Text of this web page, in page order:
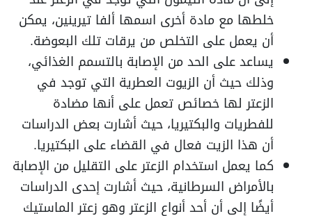
خلطها مع مادة أخرى اسمها ألفا تيرينين، يمكن
أن يعمل على التخلص من يرقات تلك البعوضة.
يساعد على الحد من الإصابة بالتسمم الغذائي،
وذلك حيث أن الزيوت العطرية التي توجد في
الزعتر لها خصائص تعمل على أنها مضادة
للفطريات والبكتيريا، حيث أشارت بعض الدراسات
أن هذا الزيت فعال في القضاء على البكتيريا.
كما يعمل استخدام الزعتر على التقليل من الإصابة
بالأمراض السرطانية، حيث أشارت إحدى الدراسات
أيضًا إلى أن أحد أنواع الزعتر وهو زعتر الماستيك